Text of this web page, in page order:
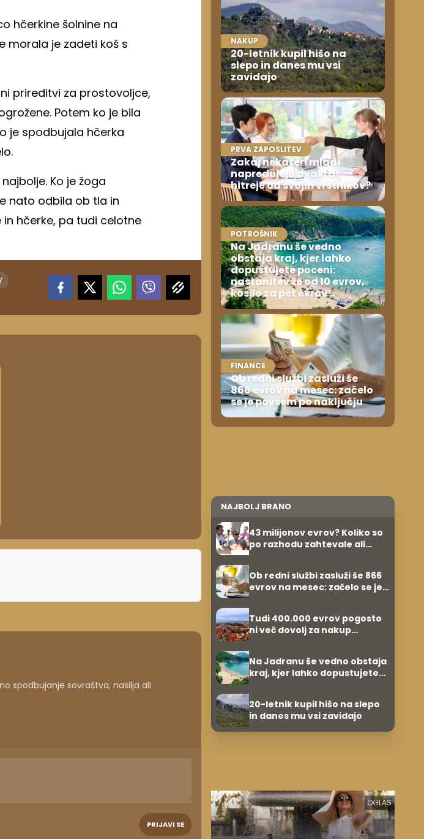
hčerkine šolnine na
morala je zadeti koš s
prireditvi za prostovoljce,
Potem ko je bila
je spodbujala hčerka
Ko je žoga
nato odbila ob tla in
hčerke, pa tudi celotne
spodbujanje sovraštva, nasilja ali
PRIJAVI SE
NAKUP
20-letnik kupil hišo na
slepo in danes mu vsi
zavidajo
PRVA ZAPOSLITEV
Zakaj nekateri mladi
napredujejo dvakrat
hitreje od svojih vrstnikov?
POTROŠNIK
Na Jadranu še vedno
obstaja kraj, kjer lahko
dopustujete poceni:
nastanitev že od 10 evrov,
kosilo za pet evrov
FINANCE
Ob redni službi zasluži še
866 evrov na mesec: začelo
se je povsem po naključju
NAJBOLJ BRANO
43 milijonov evrov? Koliko so
po razhodu zahtevale ali
Ob redni službi zasluži še 866
evrov na mesec: začelo se je
Tudi 400.000 evrov pogosto
ni več dovolj za nakup
Na Jadranu še vedno obstaja
kraj, kjer lahko dopustujete
20-letnik kupil hišo na slepo
in danes mu vsi zavidajo
OGLAS